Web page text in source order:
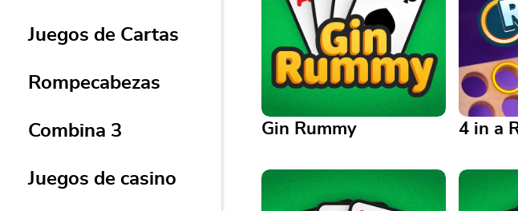
Juegos de Cartas
Rompecabezas
Combina 3
Juegos de casino
dulce.
challenge
Gin Rummy
Gin Rummy
4 in a